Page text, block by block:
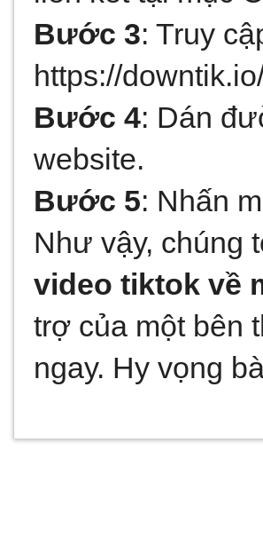
Bước 3: Truy
https://
Bước 4: Dán
website.
Bước 5: Nhấn
Như vậy, chúng
video tiktok về
trợ của một bên
ngay. Hy vọng